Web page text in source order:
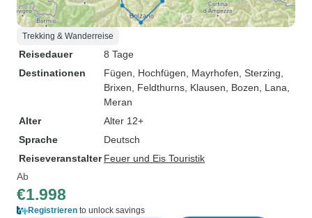
Trekking & Wanderreise
Reisedauer
8 Tage
Destinationen
Fügen , Hochfügen , Mayrhofen , Sterzing
Brixen , Feldthurns , Klausen , Bozen , Lana
Meran
Alter
Alter 12+
Sprache
Deutsch
Reiseveranstalter Feuer und Eis Touristik
Ab
€1.998
Registrieren to unlock savings